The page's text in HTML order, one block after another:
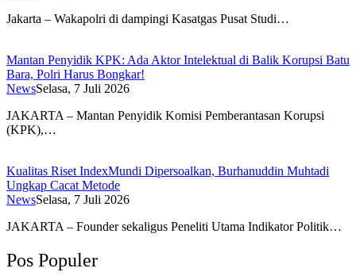
Jakarta – Wakapolri di dampingi Kasatgas Pusat Studi…
Mantan Penyidik KPK: Ada Aktor Intelektual di Balik Korupsi Batu
Bara, Polri Harus Bongkar!
NewsSelasa, 7 Juli 2026
JAKARTA – Mantan Penyidik Komisi Pemberantasan Korupsi
(KPK),…
Kualitas Riset IndexMundi Dipersoalkan, Burhanuddin Muhtadi
Ungkap Cacat Metode
NewsSelasa, 7 Juli 2026
JAKARTA – Founder sekaligus Peneliti Utama Indikator Politik…
Pos Populer